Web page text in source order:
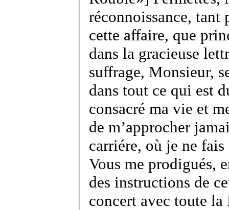
réconnoissance, tant
cette affaire, que
dans la gracieuse
suffrage, Monsieur,
dans tout ce qui est
consacré ma vie et
de m’approcher
carriére, où je ne
Vous me prodigués,
des instructions de
concert avec toute